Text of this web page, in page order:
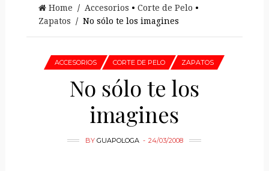
Home / Accesorios • Corte de Pelo •
Zapatos / No sólo te los imagines
ACCESORIOS CORTE DE PELO ZAPATOS
No sólo te los
imagines
BYGUAPOLOGA 24/03/2008